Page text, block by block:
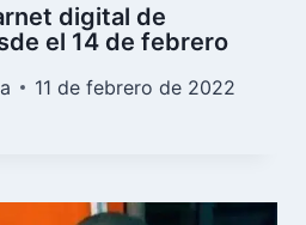
digital de
el 14 de febrero
11 de febrero de 2022